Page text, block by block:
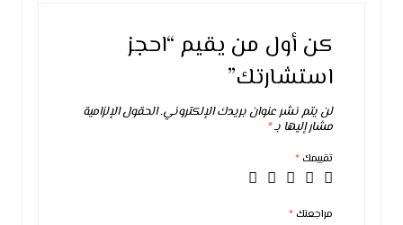
كن أول من يقيم “احجز
استشارتك”
لن يتم نشر عنوان بريدك الإلكتروني.الحقول الإلزامية
مشار إليها بـ*
تقييمك*
مراجعتك*